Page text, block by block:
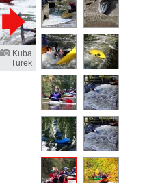
Kuba
Turek